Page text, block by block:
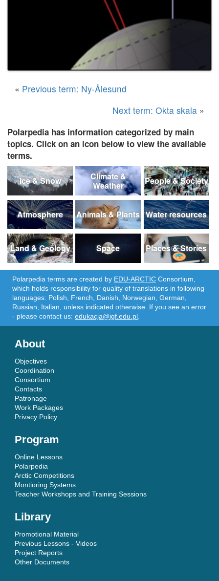
« Previous term: Ny-Ålesund
Next term: Okta skala »
Polarpedia has information categorized by main
topics. Click on an icon below to view the available
terms.
Ice & Snow
Climate &
Weather
People & Society
Atmosphere Animals & Plants Water resources
Land & Geology Space Places & Stories
Polarpedia terms are created by EDU-ARCTIC Consortium,
which holds responsibility for quality of translations in following
languages: Polish, French, Danish, Norwegian, German,
Russian, Italian, unless indicated otherwise. If you see an error
- please contact us: edukacja@igf.edu.pl
About
Objectives
Coordination
Consortium
Contacts
Patronage
Work Packages
Privacy Policy
Program
Online Lessons
Polarpedia
Arctic Competitions
Montioring Systems
Teacher Workshops and Training Sessions
Library
Promotional Material
Previous Lessons - Videos
Project Reports
Other Documents